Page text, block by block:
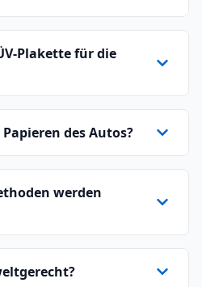
Plakette für die
des Autos?
werden